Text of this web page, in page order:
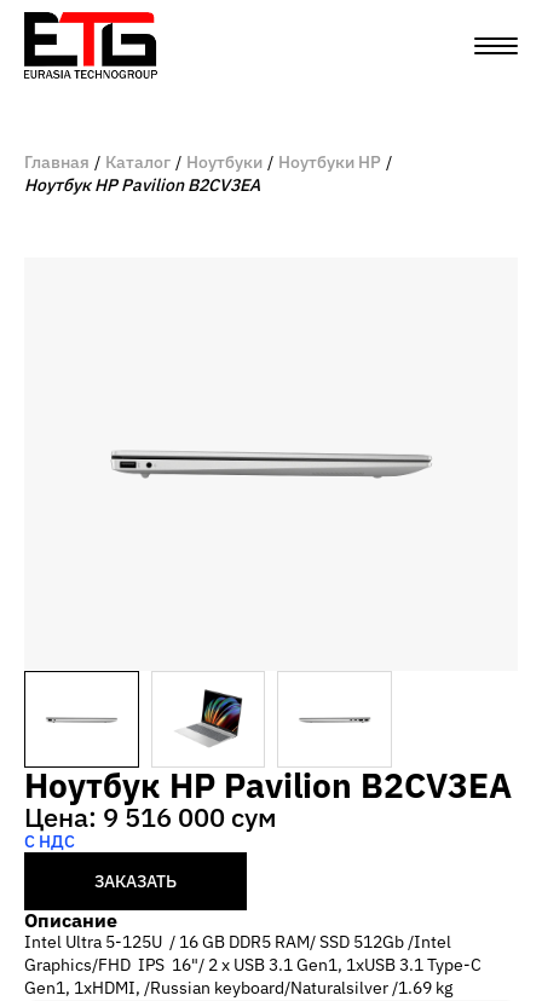
Главная Каталог Ноутбуки
Ноутбуки HP
Ноутбук HP Pavilion B2CV3EA
Ноутбук HP Pavilion B2CV3EA
Цена: 9 516 000 сум
С НДС
ЗАКАЗАТЬ
Описание
Intel Ultra 5-125U / 16 GB DDR5 RAM/ SSD 512Gb /Intel
Graphics/FHD IPS 16"/ 2 x USB 3.1 Gen1, 1xUSB 3.1 Type-C
Gen1, 1xHDMI, /Russian keyboard/Naturalsilver /1.69 kg